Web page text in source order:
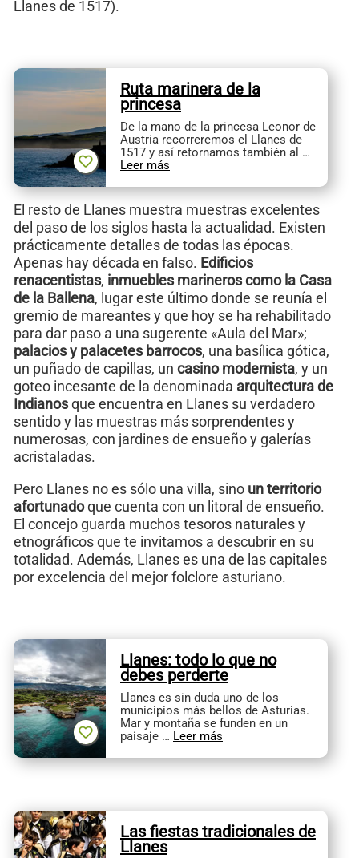
Llanes de 1517).
Ruta marinera de la
princesa
De la mano de la princesa Leonor de
Austria recorreremos el Llanes de
1517 y así retornamos también al …
Leer más
El resto de Llanes muestra muestras excelentes
del paso de los siglos hasta la actualidad. Existen
prácticamente detalles de todas las épocas.
Apenas hay década en falso. Edificios
renacentistas, inmuebles marineros como la Casa
de la Ballena, lugar este último donde se reunía el
gremio de mareantes y que hoy se ha rehabilitado
para dar paso a una sugerente «Aula del Mar»;
palacios y palacetes barrocos, una basílica gótica,
un puñado de capillas, un casino modernista, y un
goteo incesante de la denominada arquitectura de
Indianosque encuentra en Llanes su verdadero
sentido y las muestras más sorprendentes y
numerosas, con jardines de ensueño y galerías
acristaladas.
Pero Llanes no es sólo una villa, sino un territorio
afortunadoque cuenta con un litoral de ensueño.
El concejo guarda muchos tesoros naturales y
etnográficos que te invitamos a descubrir en su
totalidad. Además, Llanes es una de las capitales
por excelencia del mejor folclore asturiano.
Llanes: todo lo que no
debes perderte
Llanes es sin duda uno de los
municipios más bellos de Asturias.
Mar y montaña se funden en un
paisaje … Leer más
Las fiestas tradicionales de
Llanes